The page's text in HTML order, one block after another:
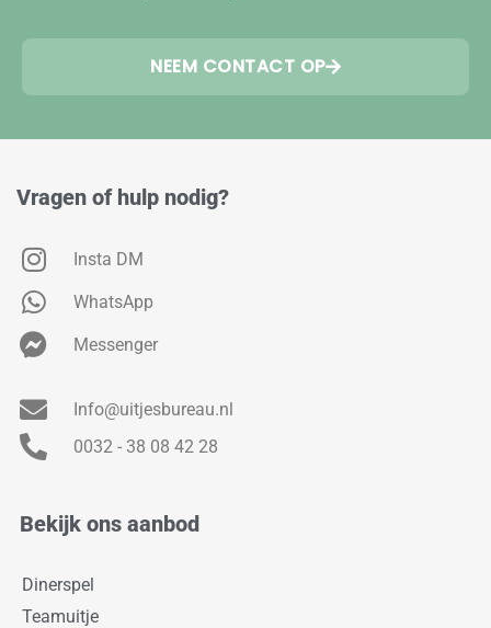
NEEM CONTACT OP
Vragen of hulp nodig?
Insta DM
WhatsApp
Messenger
Info@uitjesbureau.nl
0032 - 38 08 42 28
Bekijk ons aanbod
Dinerspel
Teamuitje